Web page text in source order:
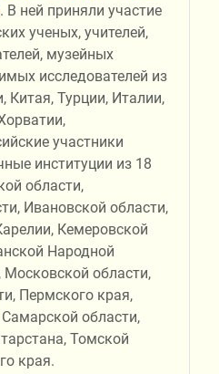
. В ней приняли участие
ученых, учителей,
музейных
исследователей из
Китая, Турции, Италии,
участники
институции из 18
области,
Ивановской области,
Кемеровской
Народной
области,
Пермского края,
области,
Томской
края.